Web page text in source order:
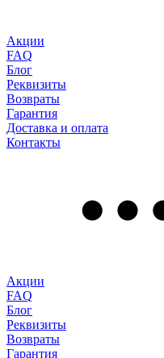
Акции
FAQ
Блог
Реквизиты
Возвраты
Гарантия
Доставка и оплата
Контакты
Акции
FAQ
Блог
Реквизиты
Возвраты
Гарантия